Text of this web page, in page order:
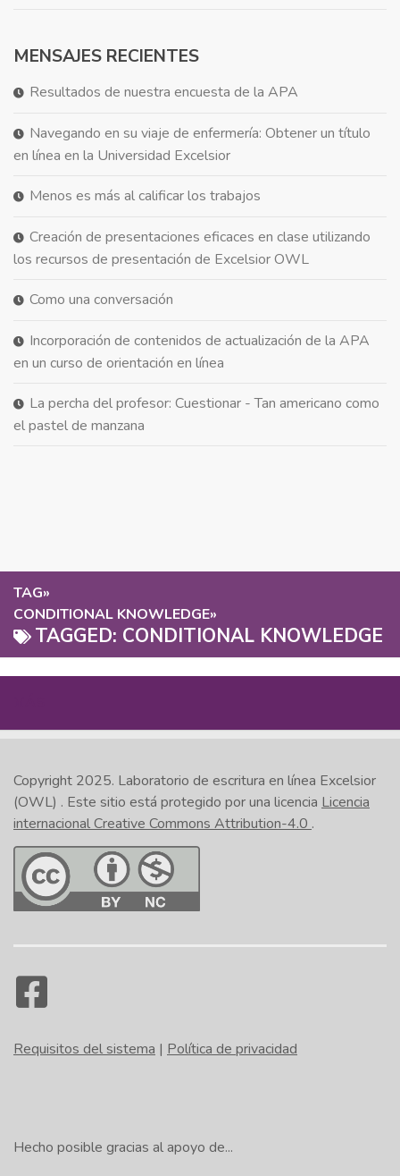
TAG»
CONDITIONAL KNOWLEDGE»
TAGGED: CONDITIONAL KNOWLEDGE
MENSAJES RECIENTES
Resultados de nuestra encuesta de la APA
Navegando en su viaje de enfermería: Obtener un título
en línea en la Universidad Excelsior
Menos es más al calificar los trabajos
Creación de presentaciones eficaces en clase utilizando
los recursos de presentación de Excelsior OWL
Como una conversación
Incorporación de contenidos de actualización de la APA
en un curso de orientación en línea
La percha del profesor: Cuestionar - Tan americano como
el pastel de manzana
Copyright 2025. Laboratorio de escritura en línea Excelsior
(OWL) . Este sitio está protegido por una licencia Licencia
internacional Creative Commons Attribution-4.0 .
Requisitos del sistema | Política de privacidad
Hecho posible gracias al apoyo de...